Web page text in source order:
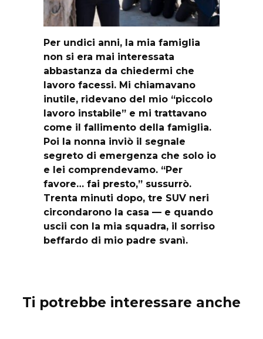
Per undici anni, la mia famiglia
non si era mai interessata
abbastanza da chiedermi che
lavoro facessi. Mi chiamavano
inutile, ridevano del mio “piccolo
lavoro instabile” e mi trattavano
come il fallimento della famiglia.
Poi la nonna inviò il segnale
segreto di emergenza che solo io
e lei comprendevamo. “Per
favore… fai presto,” sussurrò.
Trenta minuti dopo, tre SUV neri
circondarono la casa — e quando
uscii con la mia squadra, il sorriso
beffardo di mio padre svanì.
Ti potrebbe interessare anche